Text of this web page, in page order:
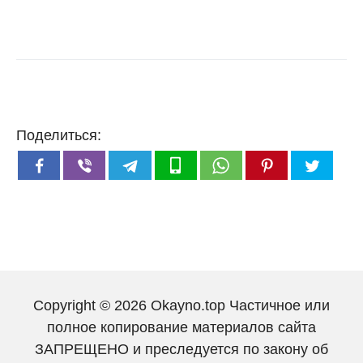
Поделиться:
Copyright © 2026 Okayno.top Частичное или
полное копирование материалов сайта
ЗАПРЕЩЕНО и преследуется по закону об